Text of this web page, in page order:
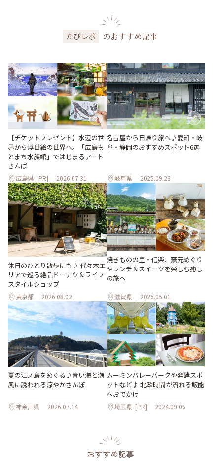
たびレポ のおすすめ記事
【チケットプレゼント】水辺の世
界から浮世絵の世界へ。「広島も
とまち水族館」ではじまるアート
さんぽ
広島県 [PR] 2026.07.31
名古屋から日帰り旅へ♪愛知・岐
阜・静岡のおすすめスポット6選
岐阜県 2025.09.23
休日のひとり散歩にも♪ 代々木エ
リアで巡る絶品ドーナツ＆ライフ
スタイルショップ
東京都 2026.08.02
焼きものの里・信楽、窯元めぐり
やランチ＆スイーツを楽しむ癒し
の旅へ
滋賀県 2026.05.01
夏の江ノ島をめぐる♪青い海と潮
風に誘われる涼やかさんぽ
神奈川県 2026.07.14
ムーミンバレーパークや発酵スポ
ットなど♪ 北欧時間が流れる飯能
へおでかけ
埼玉県 [PR] 2024.09.06
おすすめ記事